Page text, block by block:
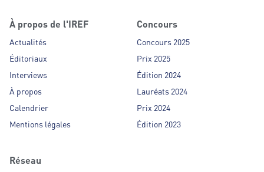
À propos de l'IREF
Actualités
Éditoriaux
Interviews
À propos
Calendrier
Mentions légales
Concours
Concours 2025
Prix 2025
Édition 2024
Lauréats 2024
Prix 2024
Édition 2023
Réseau